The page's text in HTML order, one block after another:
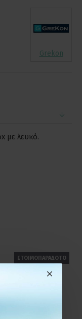
Grekon
με λευκό.
ΕΤΟΙΜΟΠΑΡΑΔΟΤΟ